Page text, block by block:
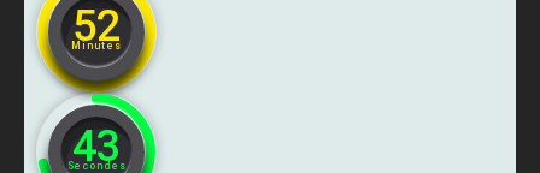
52
Minutes
42
Secondes